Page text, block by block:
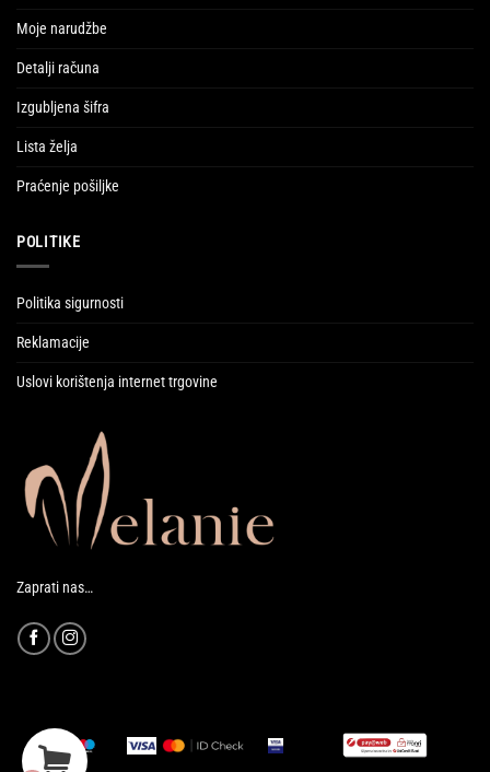
Moje narudžbe
Detalji računa
Izgubljena šifra
Lista želja
Praćenje pošiljke
POLITIKE
Politika sigurnosti
Reklamacije
Uslovi korištenja internet trgovine
Zaprati nas…